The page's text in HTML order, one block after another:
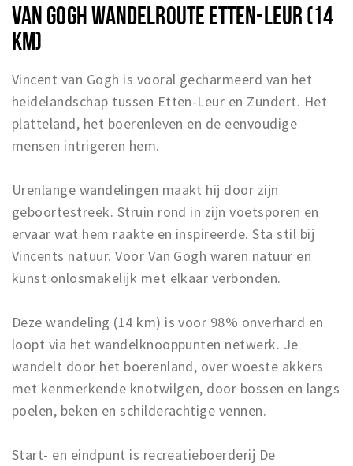
VAN GOGH WANDELROUTE ETTEN-LEUR (14
KM)
Vincent van Gogh is vooral gecharmeerd van het
heidelandschap tussen Etten-Leur en Zundert. Het
platteland, het boerenleven en de eenvoudige
mensen intrigeren hem.
Urenlange wandelingen maakt hij door zijn
geboortestreek. Struin rond in zijn voetsporen en
ervaar wat hem raakte en inspireerde. Sta stil bij
Vincents natuur. Voor Van Gogh waren natuur en
kunst onlosmakelijk met elkaar verbonden.
Deze wandeling (14 km) is voor 98% onverhard en
loopt via het wandelknooppunten netwerk. Je
wandelt door het boerenland, over woeste akkers
met kenmerkende knotwilgen, door bossen en langs
poelen, beken en schilderachtige vennen.
Start- en eindpunt is recreatieboerderij De